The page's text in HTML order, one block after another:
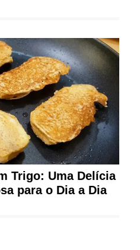
Trigo: Uma Delícia
para o Dia a Dia